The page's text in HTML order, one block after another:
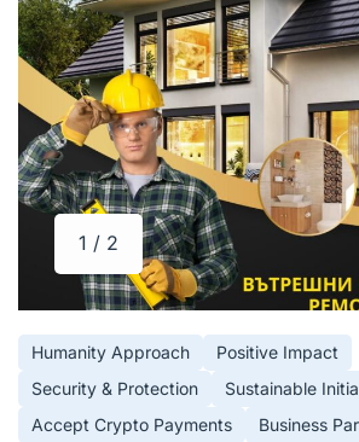
1 / 2
Humanity Approach
Positive Impact
Security & Protection
Sustainable
Accept Crypto Payments
Business